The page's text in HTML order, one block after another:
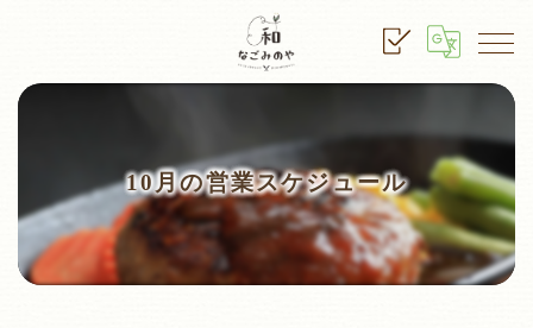
10月の営業スケジュール